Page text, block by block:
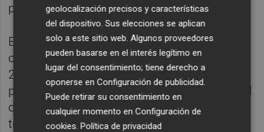
parte de la movilidad".
El estudio realizado concluye que si por la
calle San Vicente en la actualidad pasan
23.200 vehículos al día, con la solución
propuesta por el anterior gobierno municipal
de Compromís y PSPV-PSOE, y contando
todos los desarrollos ejecutados, se preveía
geolocalización precisos y características
del dispositivo. Sus elecciones se aplican
solo a este sitio web. Algunos proveedores
pueden basarse en el interés legítimo en
lugar del consentimiento; tiene derecho a
oponerse enConfiguración de publicidad.
Puede retirar su consentimiento en
cualquier momento enConfiguración de
cookies.Política de privacidad